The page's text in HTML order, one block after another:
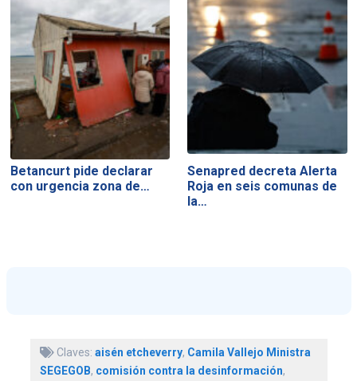
Betancurt pide declarar
con urgencia zona de…
Senapred decreta Alerta
Roja en seis comunas de
la…
Claves: aisén etcheverry, Camila Vallejo Ministra
SEGEGOB, comisión contra la desinformación,